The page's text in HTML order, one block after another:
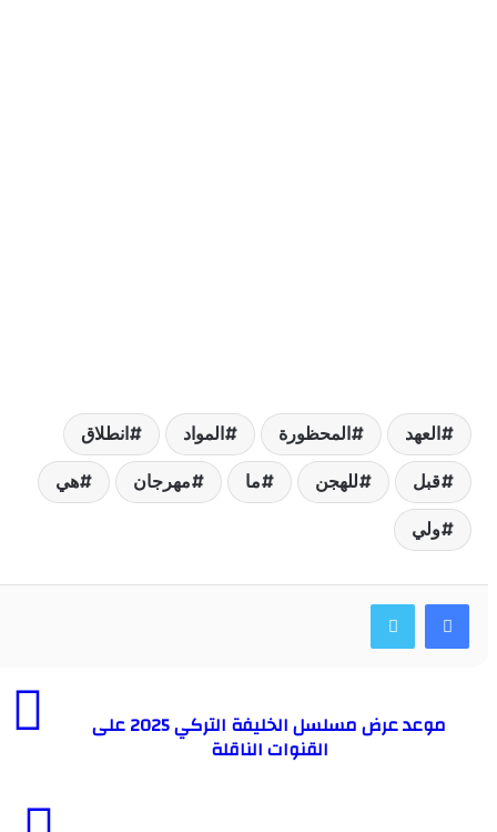
المحظورة المواد انطلاق
للهجن ما مهرجان هي
موعد عرض مسلسل الخليفة التركي 2025 على
القنوات الناقلة